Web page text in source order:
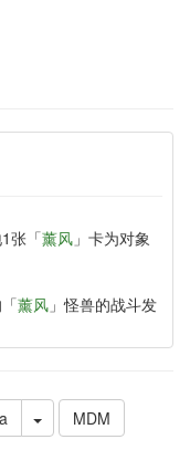
张「薰风」卡为对象
薰风」怪兽的战斗发
MDM